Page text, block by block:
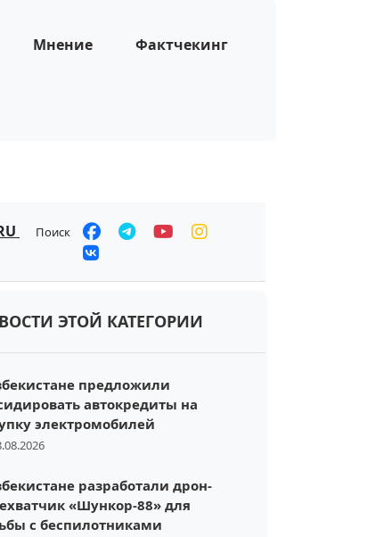
Мнение Фактчекинг
Поиск
ЭТОЙ КАТЕГОРИИ
предложили
автокредиты на
электромобилей
разработали дрон-
«Шункор-88» для
с беспилотниками